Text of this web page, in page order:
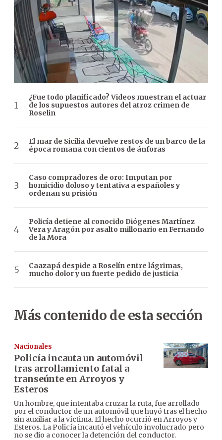
¿Fue todo planificado? Videos muestran el actuar
de los supuestos autores del atroz crimen de
Roselin
El mar de Sicilia devuelve restos de un barco de la
época romana con cientos de ánforas
Caso compradores de oro: Imputan por
homicidio doloso y tentativa a españoles y
ordenan su prisión
Policía detiene al conocido Diógenes Martínez
Vera y Aragón por asalto millonario en Fernando
de la Mora
Caazapá despide a Roselín entre lágrimas,
mucho dolor y un fuerte pedido de justicia
Más contenido de esta sección
Nacionales
Policía incauta un automóvil
tras arrollamiento fatal a
transeúnte en Arroyos y
Esteros
Un hombre, que intentaba cruzar la ruta, fue arrollado
por el conductor de un automóvil que huyó tras el hecho
sin auxiliar a la víctima. El hecho ocurrió en Arroyos y
Esteros. La Policía incautó el vehículo involucrado pero
no se dio a conocer la detención del conductor.